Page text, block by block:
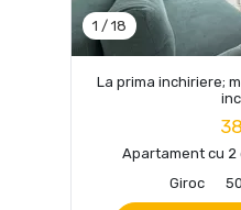
1 / 18
La prima inchiriere;
Apartament cu 2
Giroc